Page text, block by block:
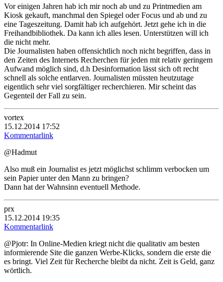
Vor einigen Jahren hab ich mir noch ab und zu Printmedien am
Kiosk gekauft, manchmal den Spiegel oder Focus und ab und zu
eine Tageszeitung. Damit hab ich aufgehört. Jetzt gehe ich in die
Freihandbibliothek. Da kann ich alles lesen. Unterstützen will ich
die nicht mehr.
Die Journalisten haben offensichtlich noch nicht begriffen, dass in
den Zeiten des Internets Recherchen für jeden mit relativ geringem
Aufwand möglich sind, d.h Desinformation lässt sich oft recht
schnell als solche entlarven. Journalisten müssten heutzutage
eigentlich sehr viel sorgfältiger recherchieren. Mir scheint das
Gegenteil der Fall zu sein.
vortex
15.12.2014 17:52
Kommentarlink
@Hadmut
Also muß ein Journalist es jetzt möglichst schlimm verbocken um
sein Papier unter den Mann zu bringen?
Dann hat der Wahnsinn eventuell Methode.
prx
15.12.2014 19:35
Kommentarlink
@Pjotr: In Online-Medien kriegt nicht die qualitativ am besten
informierende Site die ganzen Werbe-Klicks, sondern die erste die
es bringt. Viel Zeit für Recherche bleibt da nicht. Zeit is Geld, ganz
wörtlich.